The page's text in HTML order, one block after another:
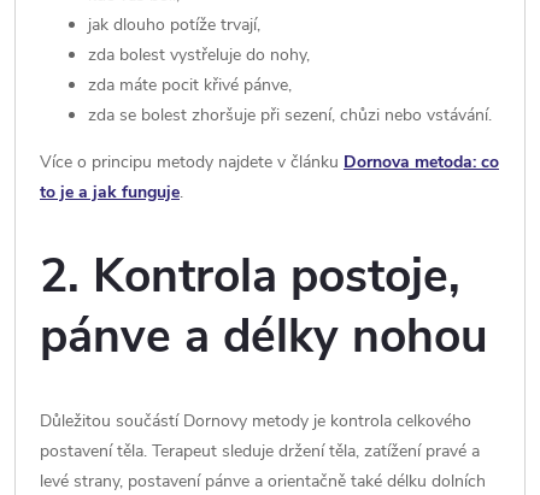
jak dlouho potíže trvají,
zda bolest vystřeluje do nohy,
zda máte pocit křivé pánve,
zda se bolest zhoršuje při sezení, chůzi nebo vstávání.
Více o principu metody najdete v článku Dornova metoda: co
to je a jak funguje.
2. Kontrola postoje,
pánve a délky nohou
Důležitou součástí Dornovy metody je kontrola celkového
postavení těla. Terapeut sleduje držení těla, zatížení pravé a
levé strany, postavení pánve a orientačně také délku dolních